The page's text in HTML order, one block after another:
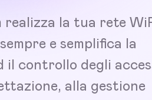
realizza la tua rete
e semplifica la
il controllo degli
alla gestione